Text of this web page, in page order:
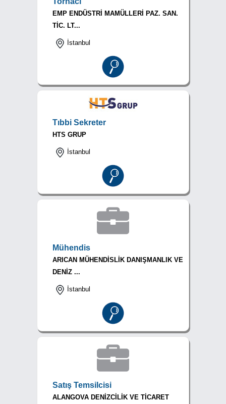
EMP ENDÜSTRİ MAMÜLLERİ PAZ. SAN.
TİC. LT...
İstanbul
Tıbbi Sekreter
HTS GRUP
İstanbul
Mühendis
ARICAN MÜHENDİSLİK DANIŞMANLIK VE
DENİZ ...
İstanbul
Satış Temsilcisi
ALANGOVA DENİZCİLİK VE TİCARET